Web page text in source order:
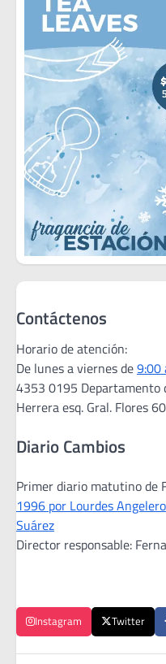
Contáctenos
Horario de atención:
De lunes a viernes de9:00
4353 0195 Departamento
Herrera esq. Gral. Flores
Diario Cambios
Primer diario matutino de
1996 por Lourdes
Suárez
Director responsable:
Instagram Twitter